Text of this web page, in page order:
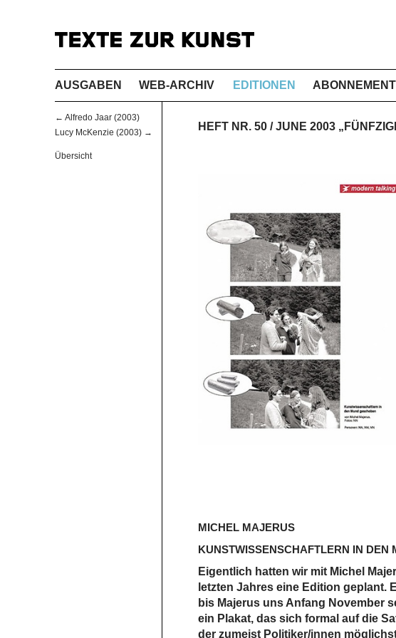
AUSGABEN WEB-ARCHIV EDITIONEN
← Alfredo Jaar (2003)
Lucy McKenzie (2003) →
Übersicht
HEFT NR. 50 / JUNE 2003
MICHEL MAJERUS
KUNSTWISSENSCHAFTLERN IN DEN
Eigentlich hatten wir mit Michel
letzten Jahres eine Edition geplant.
bis Majerus uns Anfang November
ein Plakat, das sich formal auf die
der zumeist Politiker/innen